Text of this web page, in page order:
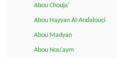
Abou Chouja'
Abou Hayyan Al-Andalouçi
Abou Madyan
Abou Nou'aym